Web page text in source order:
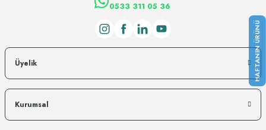
0533 311 05 36
Üyelik
Kurumsal